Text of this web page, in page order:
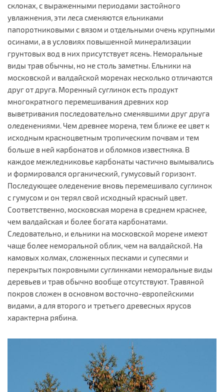
склонах, с выраженными периодами застойного
увлажнения, эти леса сменяются ельниками
папоротниковыми с вязом и отдельными очень крупными
осинами, а в условиях повышенной минерализации
грунтовых вод в них присутствует ясень. Неморальные
виды трав обычны, но не столь заметны. Ельники на
московской и валдайской моренах несколько отличаются
друг от друга. Моренный суглинок есть продукт
многократного перемешивания древних кор
выветривания последовательно сменявшими друг друга
оледенениями. Чем древнее морена, тем ближе ее цвет к
исходным красноцветным тропическим почвам и тем
больше в ней карбонатов и обломков известняка. В
каждое межледниковье карбонаты частично вымывались
и формировался органический, гумусовый горизонт.
Последующее оледенение вновь перемешивало суглинок
с гумусом и он терял свой исходный красный цвет.
Соответственно, московская морена в среднем краснее,
чем валдайская и более богата карбонатами.
Следовательно, и ельники на московской морене имеют
чаще более неморальной облик, чем на валдайской. На
камовых холмах, сложенных песками и супесями и
перекрытых покровными суглинками неморальные виды
деревьев и трав обычно вообще отсутствуют. Травяной
покров сложен в основном восточно-европейскими
видами, а для второго и третьего древесных ярусов
характерна рябина.